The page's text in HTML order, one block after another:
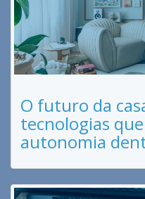
O futuro da
tecnologias
autonomia